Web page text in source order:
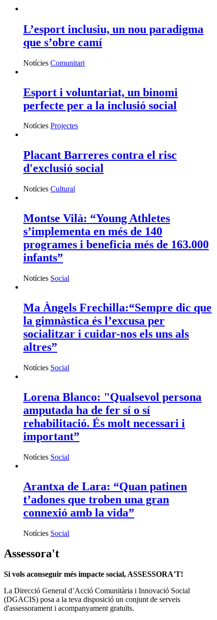
L’esport inclusiu, un nou paradigma
que s’obre camí
Notícies Comunitari
Esport i voluntariat, un binomi
perfecte per a la inclusió social
Notícies Projectes
Placant Barreres contra el risc
d'exclusió social
Notícies Cultural
Montse Vilà: “Young Athletes
s’implementa en més de 140
programes i beneficia més de 163.000
infants”
Notícies Social
Ma Àngels Frechilla:“Sempre dic que
la gimnàstica és l’excusa per
socialitzar i cuidar-nos els uns als
altres”
Notícies Social
Lorena Blanco: "Qualsevol persona
amputada ha de fer sí o sí
rehabilitació. És molt necessari i
important”
Notícies Social
Arantxa de Lara: “Quan patinen
t’adones que troben una gran
connexió amb la vida”
Notícies Social
Assessora't
Si vols aconseguir més impacte social, ASSESSORA'T!
La Direcció General d’Acció Comunitària i Innovació Social
(DGACIS) posa a la teva disposició un conjunt de serveis
d'assessorament i acompanyament gratuïts.